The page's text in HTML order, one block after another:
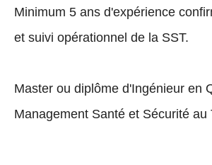
Minimum 5 ans d'expérience
et suivi opérationnel de la SST.
Master ou diplôme d'Ingénieur en
Management Santé et Sécurité au